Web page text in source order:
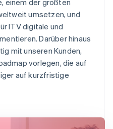
umsetzen, und
ITV digitale und
Darüber hinaus
mit unseren Kunden,
vorlegen, die auf
auf kurzfristige